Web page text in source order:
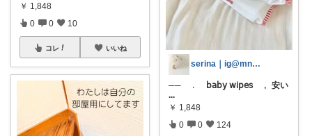
￥ 1,848
0 0 10
コレ いいね
serina｜ig@mn.cloud__
── ﹒ 𝖻𝖺𝖻𝗒 𝗐𝗂𝗉𝖾𝗌 ﹐ 安い
...
￥ 1,848
0 0 124